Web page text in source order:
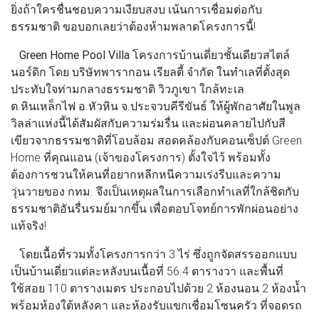
ยิ่งถ้าใครชื่นชอบความเงียบสงบ เน้นการเชื่อมต่อกับ
ธรรมชาติ ขอบอกเลยว่าต้องห้ามพลาดโครงการนี้!
Green Home Pool Villa โครงการบ้านเดี่ยวชั้นเดียวสไตล์
นอร์ดิก โดย บริษัทพารากอน เรียลตี้ จำกัด ในทำเลที่ตั้งสุด
ประทับใจท่ามกลางธรรมชาติ วิวภูเขา ใกล้ทะเล
ต.หินเหล็กไฟ อ.หัวหิน จ.ประจวบคีรีขันธ์ ให้ผู้พักอาศัยในพูล
วิลล่าแห่งนี้ได้สัมผัสกับความร่มรื่น และผ่อนคลายไปกับสี
เขียวจากธรรมชาติที่โอบล้อม สอดคล้องกับคอนเซ็ปต์ Green
Home ที่คุณแอน (เจ้าของโครงการ) ตั้งใจไว้ พร้อมทั้ง
ต้องการชวนให้คนที่อยากหลีกหนีความเร่งรีบและความ
วุ่นวายของ กทม. จึงเป็นเหตุผลในการเลือกทำเลที่ใกล้ชิดกับ
ธรรมชาติอันรื่นรมย์มากขึ้น เพื่อตอบโจทย์การพักผ่อนอย่าง
แท้จริง!
โดยเนื้อที่รวมทั้งโครงการกว่า 3 ไร่ ซึ่งถูกจัดสรรออกแบบ
เป็นบ้านเดี่ยวแต่ละหลังบนเนื้อที่ 56.4 ตารางวา และพื้นที่
ใช้สอย 110 ตารางเมตร ประกอบไปด้วย 2 ห้องนอน 2 ห้องน้ำ
พร้อมห้องใต้หลังคา และห้องรับแขกเชื่อมโซนครัว ที่จอดรถ